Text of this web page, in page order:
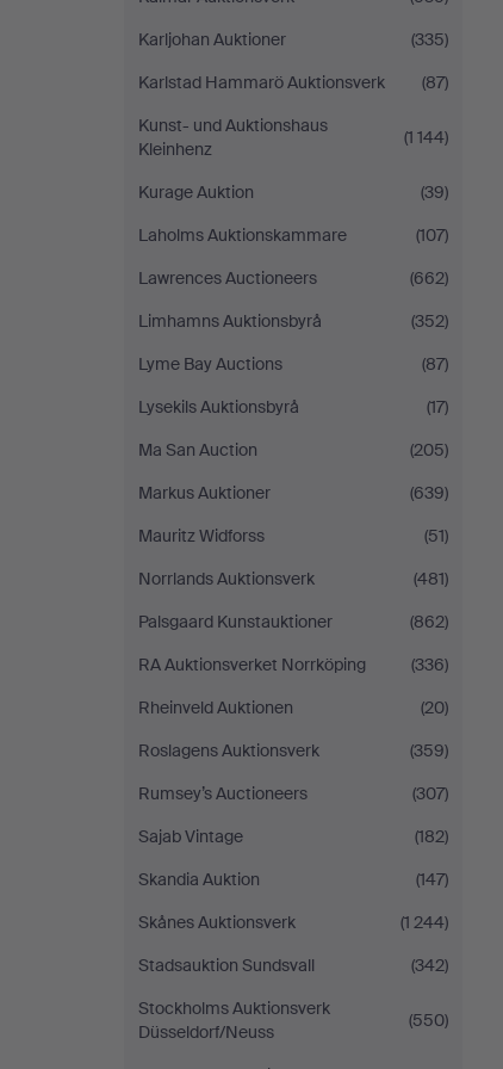
Karljohan Auktioner
(335)
Karlstad Hammarö Auktionsverk
(87)
Kunst- und Auktionshaus
Kleinhenz
(1 144)
Kurage Auktion
(39)
Laholms Auktionskammare
(107)
Lawrences Auctioneers
(662)
Limhamns Auktionsbyrå
(352)
Lyme Bay Auctions
(87)
Lysekils Auktionsbyrå
(17)
Ma San Auction
(205)
Markus Auktioner
(639)
Mauritz Widforss
(51)
Norrlands Auktionsverk
(481)
Palsgaard Kunstauktioner
(862)
RA Auktionsverket Norrköping
(336)
Rheinveld Auktionen
(20)
Roslagens Auktionsverk
(359)
Rumsey’s Auctioneers
(307)
Sajab Vintage
(182)
Skandia Auktion
(147)
Skånes Auktionsverk
(1 244)
Stadsauktion Sundsvall
(342)
Stockholms Auktionsverk
Düsseldorf/Neuss
(550)